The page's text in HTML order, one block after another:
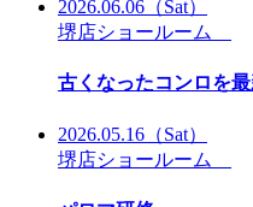
2026.06.06 （Sat）
堺店ショールーム
古くなったコンロを
2026.05.16 （Sat）
堺店ショールーム